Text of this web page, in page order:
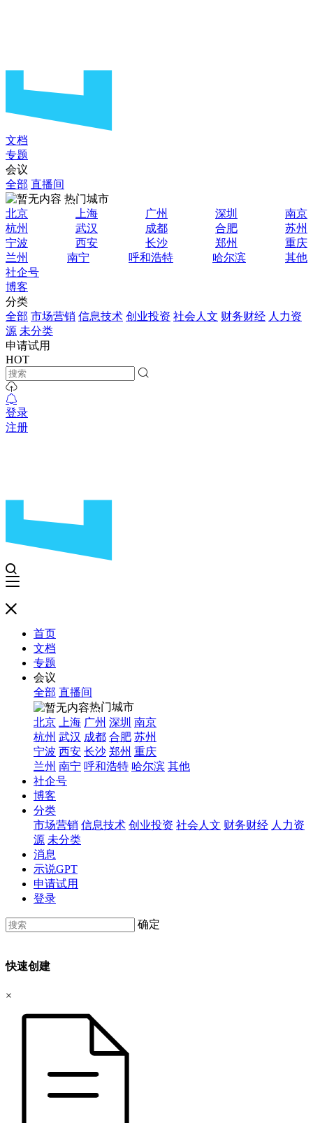
文档
专题
会议
全部 直播间
热门城市
北京
上海 广州 深圳
南京
杭州
武汉 成都 合肥
苏州
宁波
西安 长沙 郑州
重庆
兰州
南宁 呼和浩特 哈尔滨
其他
社企号
博客
分类
全部 市场营销 信息技术 创业投资 社会人文 财务财经 人力资
源 未分类
申请试用
HOT
登录
注册
首页
文档
专题
会议
全部 直播间
热门城市
北京
上海 广州 深圳 南京
杭州 武汉 成都 合肥 苏州
宁波 西安 长沙 郑州 重庆
兰州 南宁 呼和浩特 哈尔滨 其他
社企号
博客
分类
市场营销 信息技术 创业投资 社会人文 财务财经 人力资
源 未分类
消息
示说GPT
申请试用
登录
确定
快速创建
×